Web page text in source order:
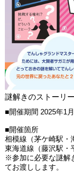
謎解きのストーリ
■開催期間 2025年1
■開催箇所
相模線（茅ケ崎駅・
東海道線（藤沢駅・
※参加に必要な謎解
てお渡しします。